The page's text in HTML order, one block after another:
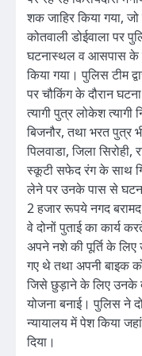
शक जाहिर किया गया,
कोतवाली डोईवाला पर
घटनास्थल व आसपास के
किया गया। पुलिस टीम
पर चौकिंग के दौरान
त्यागी पुत्र लोकेश त्यागी
बिजनौर, तथा भरत पुत्र
पिलवाडा, जिला
स्कूटी सफेद रंग के साथ
लेने पर उनके पास से
2 हजार रूपये नगद बरामद
वे दोनों पुताई का कार्य
अपने नशे की पूर्ति के लिए
गए थे तथा अपनी बाइक
जिसे छुड़ाने के लिए उनके
योजना बनाई। पुलिस ने
न्यायालय में पेश किया
दिया।